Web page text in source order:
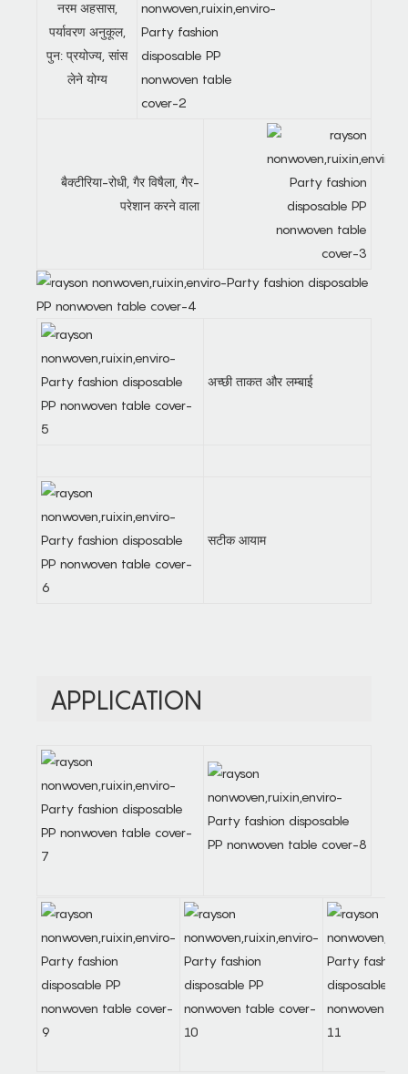
नरम अहसास,
पर्यावरण अनुकूल,
पुन: प्रयोज्य, सांस
लेने योग्य
बैक्टीरिया-रोधी, गैर विषैला, गैर-
परेशान करने वाला
अच्छी ताकत और लम्बाई
सटीक आयाम
APPLICATION